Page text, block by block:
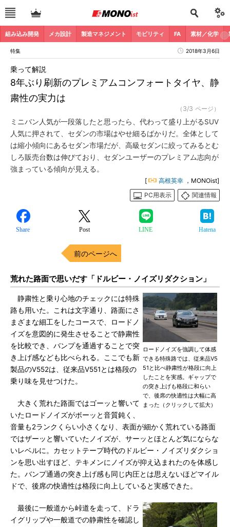
組み込み開発 メカ設計 製造マネジメント モビリティ FA 素材／化学
特集 2018年3月6日
8年ぶり刷新のプレミアムコンフォートタイヤ、静
粛性の実力は
乗って解説
（3/3 ページ）
ミニバン人気が一段落したと思ったら、代わって盛り上がるSUV
人気に押されて、セダンの市場はやせ細るばかりだ。全体として
は縮小傾向にあるセダン市場だが、高級セダンに絞ってみるとむ
しろ販売台数は伸びており、セダンユーザーのプレミアム志向が
強まっている傾向が見える。
[ 高根英幸 ，MONOist]
PC用表示
関連情報
Share Post LINE Hatena
前のページへ
荒れた路面で思いだす「ドルビー・ノイズリダクション」
ロードノイズを強調して体感
できる特殊路では、従来品V5
51と比べ静粛性が格段に向上
したことを実感。ギャップで
の突き上げも格段に和らい
で、後席の快適性は大幅に高
まった（クリックして拡大）
静粛性と乗り心地のチェックには特殊
路も用いた。これは文字通り、路面にさ
まざまな細工をしたコースで、ロードノ
イズを意図的に発生させることで静粛性
を比較でき、バンプを通過することで突
き上げ感なども比べられる。ここでも新
製品のV552は、従来品V551とは格段の
乗り味を見せつけた。
大きく荒れた路面ではゴーッと響いて
いたロードノイズがボーッと音質鈍く、
音量も2ランクくらい小さくなり、表面が細かく荒れている路面
ではザーッと響いていたノイズが、サーッとほとんど気にならな
いレベルに。カセットテープ時代のドルビー・ノイズリダクショ
ンを思い出すほど、テキメンにノイズが抑え込まれたのを体感し
た。バンプ通過の突き上げ感も同じ内圧とは思えないほどマイル
ドで、後席の快適性は格段に向上していると実感できた。
最後に一般道から峠道を走って、ドラ
イグリップや一般道での静粛性を確認し